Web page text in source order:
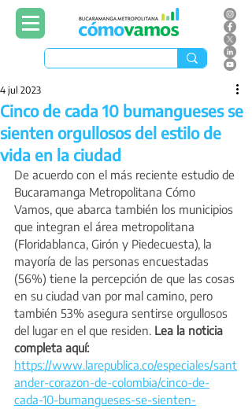
Cinco de cada 10 bumangueses se
sienten orgullosos del estilo de
vida en la ciudad
4 jul 2023
De acuerdo con el más reciente estudio de
Bucaramanga Metropolitana Cómo
Vamos, que abarca también los municipios
que integran el área metropolitana
(Floridablanca, Girón y Piedecuesta), la
mayoría de las personas encuestadas
(56%) tiene la percepción de que las cosas
en su ciudad van por mal camino, pero
también 53% asegura sentirse orgullosos
del lugar en el que residen. Lea la noticia
completa aquí:
https://www.larepublica.co/especiales/sant
ander-corazon-de-colombia/cinco-de-
cada-10-bumangueses-se-sienten-